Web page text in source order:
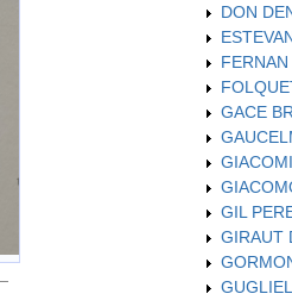
DON
GACE
GIL
GIRAUT